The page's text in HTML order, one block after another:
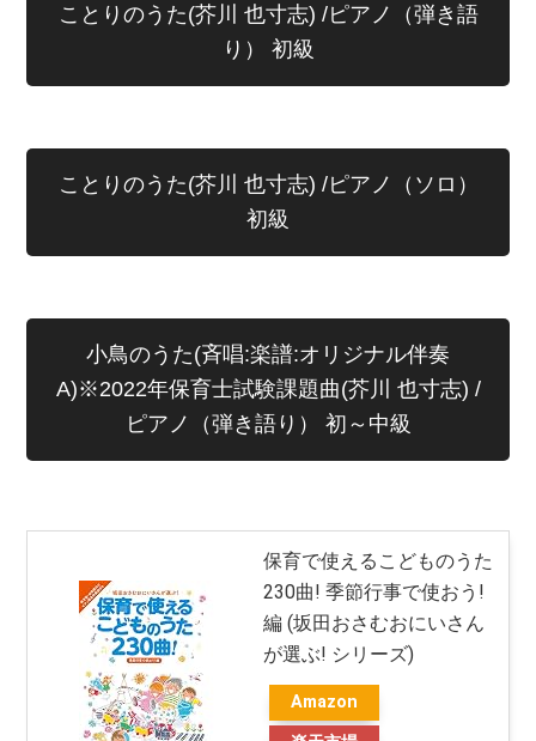
ことりのうた(芥川 也寸志) /ピアノ（弾き語
り） 初級
ことりのうた(芥川 也寸志) /ピアノ（ソロ）
初級
小鳥のうた(斉唱:楽譜:オリジナル伴奏
A)※2022年保育士試験課題曲(芥川 也寸志) /
ピアノ（弾き語り） 初～中級
保育で使えるこどものうた
230曲! 季節行事で使おう!
編 (坂田おさむおにいさん
が選ぶ! シリーズ)
Amazon